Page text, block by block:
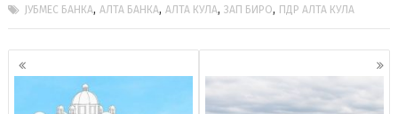
ЈУБМЕС БАНКА,АЛТА БАНКА,АЛТА КУЛА,ЗАП БИРО, ПДР АЛТА КУЛА
Кретање
чланака